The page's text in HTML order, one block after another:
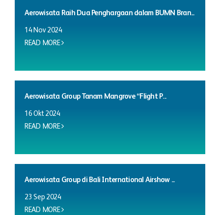
Aerowisata Raih Dua Penghargaan dalam BUMN Bran...
14 Nov 2024
READ MORE
Aerowisata Group Tanam Mangrove “Flight P...
16 Okt 2024
READ MORE
Aerowisata Group di Bali International Airshow ...
23 Sep 2024
READ MORE